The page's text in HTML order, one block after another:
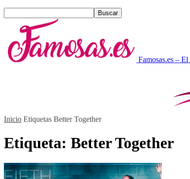
Famosas.es –
Inicio Etiquetas Better Together
Etiqueta: Better Together